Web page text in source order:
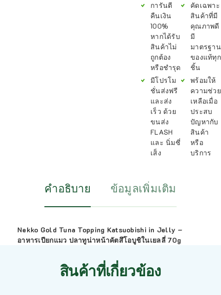
การันตี
คืนเงิน
100%
หากได้รับ
สินค้าไม่
ถูกต้อง
หรือชำรุด
มีโปรโม
ชั่นส่งฟรี
และส่ง
เร็ว ด้วย
ขนส่ง
FLASH
และ นิ่มซี่
เส็ง
คัดเฉพาะ
สินค้าที่มี
คุณภาพดี
มี
มาตรฐาน
ของแท้ทุก
ชิ้น
พร้อมให้
ความช่วย
เหลือเมื่อ
ประสบ
ปัญหากับ
สินค้า
หรือ
บริการ
คำอธิบาย ข้อมูลเพิ่มเติม
Nekko Gold Tuna Topping Katsuobishi in Jelly –
อาหารเปียกแมว ปลาทูน่าหน้าคัตสึโอบูชิในเยลลี่ 70g
สินค้าที่เกี่ยวข้อง